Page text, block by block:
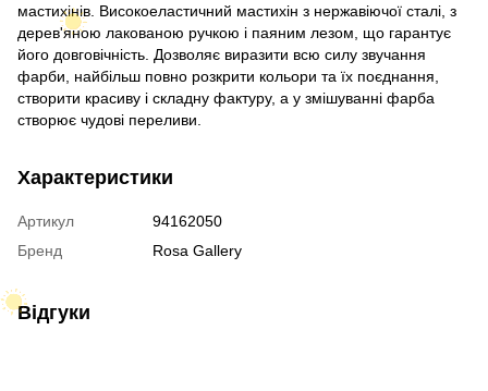
мастихінів. Високоеластичний мастихін з нержавіючої сталі, з
дерев'яною лакованою ручкою і паяним лезом, що гарантує
його довговічність. Дозволяє виразити всю силу звучання
фарби, найбільш повно розкрити кольори та їх поєднання,
створити красиву і складну фактуру, а у змішуванні фарба
створює чудові переливи.
Характеристики
Артикул
94162050
Бренд
Rosa Gallery
Відгуки